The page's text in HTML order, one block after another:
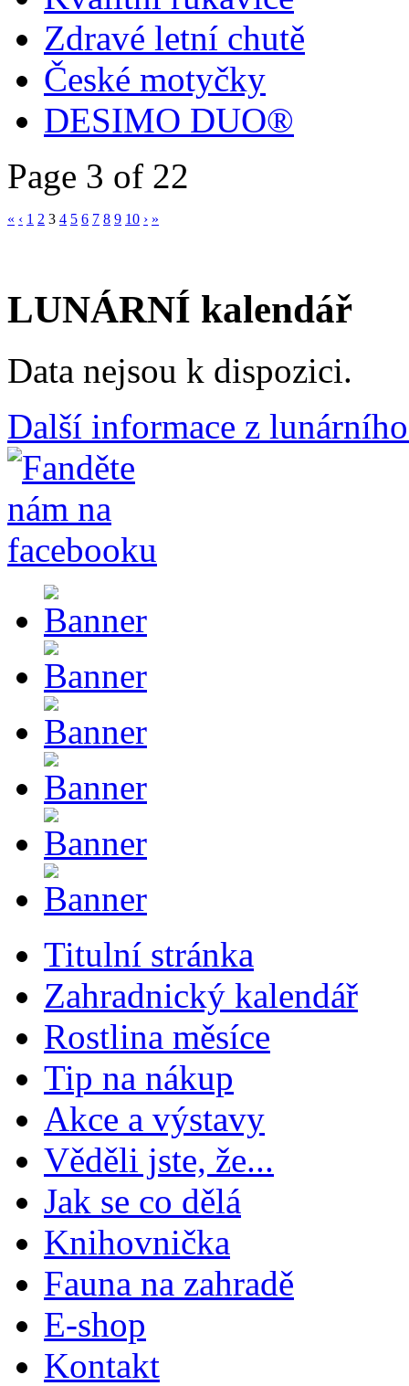
Zdravé letní chutě
České motyčky
DESIMO DUO®
Page 3 of 22
« ‹ 1 2 3 4 5 6 7 8 9 10 › »
LUNÁRNÍ kalendář
Data nejsou k dispozici.
Další informace z
Titulní stránka
Zahradnický kalendář
Rostlina měsíce
Tip na nákup
Akce a výstavy
Věděli jste, že...
Jak se co dělá
Knihovnička
Fauna na zahradě
E-shop
Kontakt